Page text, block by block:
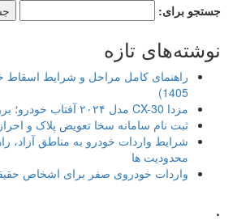
جستجو برای:
نوشته‌های تازه
1405)
مزدا CX-30 مدل ۲۰۲۴ آفتاب خودرو؛ بررسی و مشخصات فنی
ثبت نام سامانه سخا تعویض پلاک و
شرایط واردات خودرو به مناطق آزاد،
محدودیت ها
واردات خودروی صفر برای اشخاص